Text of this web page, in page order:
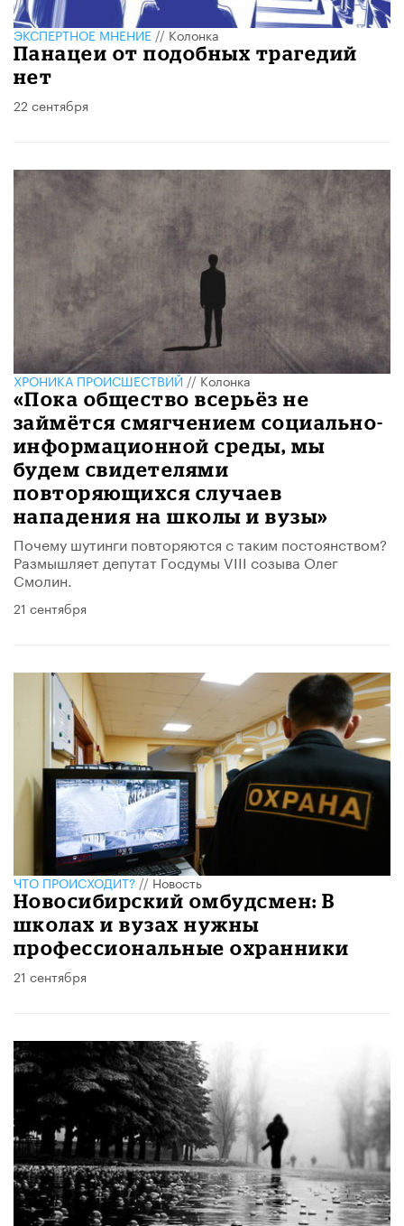
ЭКСПЕРТНОЕ МНЕНИЕ//Колонка
Панацеи от подобных трагедий
нет
22 сентября
ХРОНИКА ПРОИСШЕСТВИЙ//Колонка
«Пока общество всерьёз не
займётся смягчением социально-
информационной среды, мы
будем свидетелями
повторяющихся случаев
нападения на школы и вузы»
Почему шутинги повторяются с таким постоянством?
Размышляет депутат Госдумы VIII созыва Олег
Смолин.
21 сентября
ЧТО ПРОИСХОДИТ?//Новость
Новосибирский омбудсмен: В
школах и вузах нужны
профессиональные охранники
21 сентября